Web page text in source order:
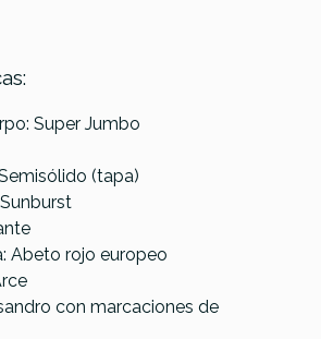
Super Jumbo
(tapa)
Abeto rojo europeo
con marcaciones de
15E
DM-15E-
€
características para comparar